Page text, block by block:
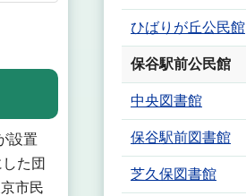
設置
た団
市民
ひばりが丘公民館
保谷駅前公民館
中央図書館
保谷駅前図書館
芝久保図書館